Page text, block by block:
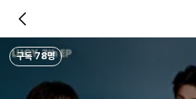
구독78명